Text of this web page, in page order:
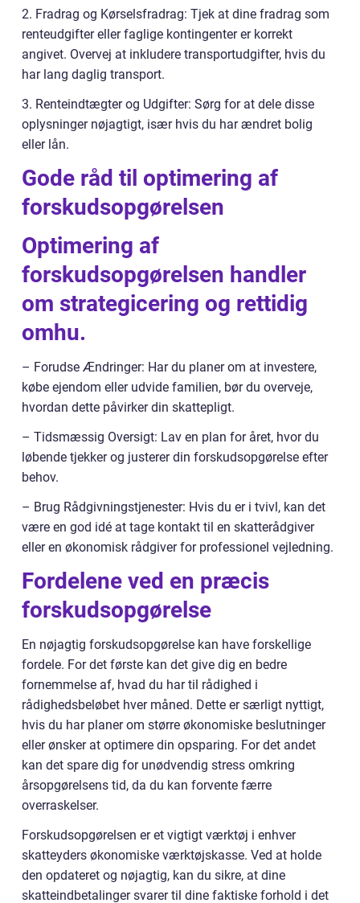
2. Fradrag og Kørselsfradrag: Tjek at dine fradrag som
renteudgifter eller faglige kontingenter er korrekt
angivet. Overvej at inkludere transportudgifter, hvis du
har lang daglig transport.
3. Renteindtægter og Udgifter: Sørg for at dele disse
oplysninger nøjagtigt, især hvis du har ændret bolig
eller lån.
Gode råd til optimering af
forskudsopgørelsen
Optimering af
forskudsopgørelsen handler
om strategicering og rettidig
omhu.
– Forudse Ændringer: Har du planer om at investere,
købe ejendom eller udvide familien, bør du overveje,
hvordan dette påvirker din skattepligt.
– Tidsmæssig Oversigt: Lav en plan for året, hvor du
løbende tjekker og justerer din forskudsopgørelse efter
behov.
– Brug Rådgivningstjenester: Hvis du er i tvivl, kan det
være en god idé at tage kontakt til en skatterådgiver
eller en økonomisk rådgiver for professionel vejledning.
Fordelene ved en præcis
forskudsopgørelse
En nøjagtig forskudsopgørelse kan have forskellige
fordele. For det første kan det give dig en bedre
fornemmelse af, hvad du har til rådighed i
rådighedsbeløbet hver måned. Dette er særligt nyttigt,
hvis du har planer om større økonomiske beslutninger
eller ønsker at optimere din opsparing. For det andet
kan det spare dig for unødvendig stress omkring
årsopgørelsens tid, da du kan forvente færre
overraskelser.
Forskudsopgørelsen er et vigtigt værktøj i enhver
skatteyders økonomiske værktøjskasse. Ved at holde
den opdateret og nøjagtig, kan du sikre, at dine
skatteindbetalinger svarer til dine faktiske forhold i det